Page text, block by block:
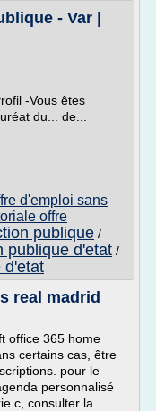
- Var |
-Vous êtes
du... de...
d'emploi sans
offre
publique /
publique d'etat /
d'etat
real madrid
office 365 home
certains cas, être
pour le
personnalisé
c, consulter la